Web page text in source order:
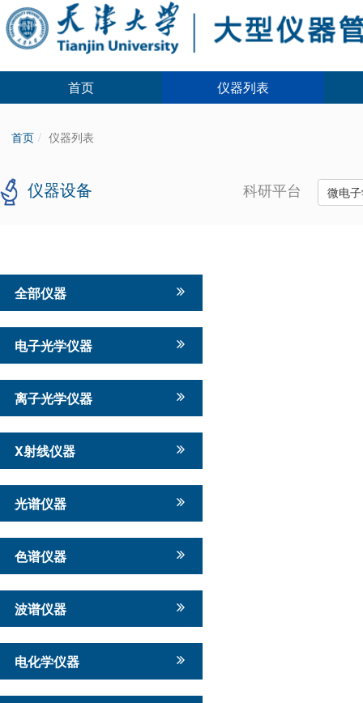
首页 仪器列表
首页 仪器列表
仪器设备 科研平台 微电
全部仪器
电子光学仪器
离子光学仪器
X射线仪器
光谱仪器
色谱仪器
波谱仪器
电化学仪器